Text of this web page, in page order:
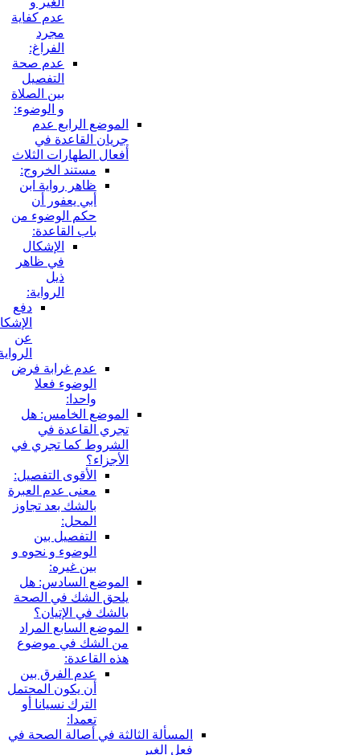
عدم كفاية
مجرد
الفراغ:
عدم صحة
التفصيل
بين الصلاة
و الوضوء:
الموضع الرابع عدم
جريان القاعدة في
أفعال الطهارات الثلاث
مستند الخروج:
ظاهر رواية ابن
أبي يعفور أن
حكم الوضوء من
باب القاعدة:
الإشكال
في ظاهر
ذيل
الرواية:
دفع
الإشكال
عن
الرواية:
عدم غرابة فرض
الوضوء فعلا
واحدا:
الموضع الخامس: هل
تجري القاعدة في
الشروط كما تجري في
الأجزاء؟
الأقوى التفصيل:
معنى عدم العبرة
بالشك بعد تجاوز
المحل:
التفصيل بين
الوضوء و نحوه و
بين غيره:
الموضع السادس: هل
يلحق الشك في الصحة
بالشك في الإتيان؟
الموضع السابع المراد
من الشك في موضوع
هذه القاعدة:
عدم الفرق بين
أن يكون المحتمل
الترك نسيانا أو
تعمدا:
المسألة الثالثة في أصالة الصحة في
فعل الغير